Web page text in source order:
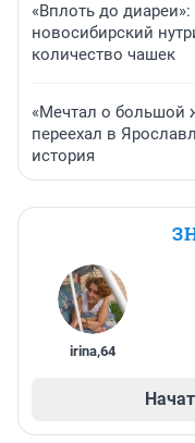
«Вплоть до
новосибирский
количество чашек
«Мечтал о большой
переехал в
история
irina,64